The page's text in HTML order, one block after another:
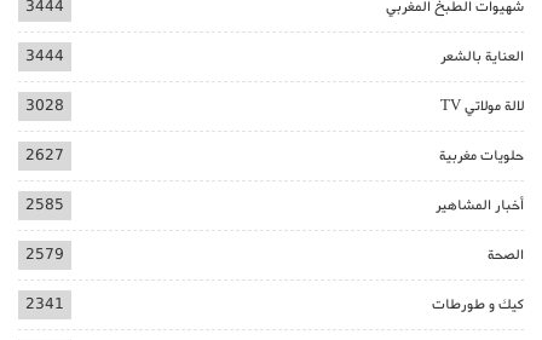
شهيوات الطبخ المغربي 3444
العناية بالشعر 3444
لالة مولاتي TV 3028
حلويات مغربية 2627
أخبار المشاهير 2585
الصحة 2579
كيك و طورطات 2341